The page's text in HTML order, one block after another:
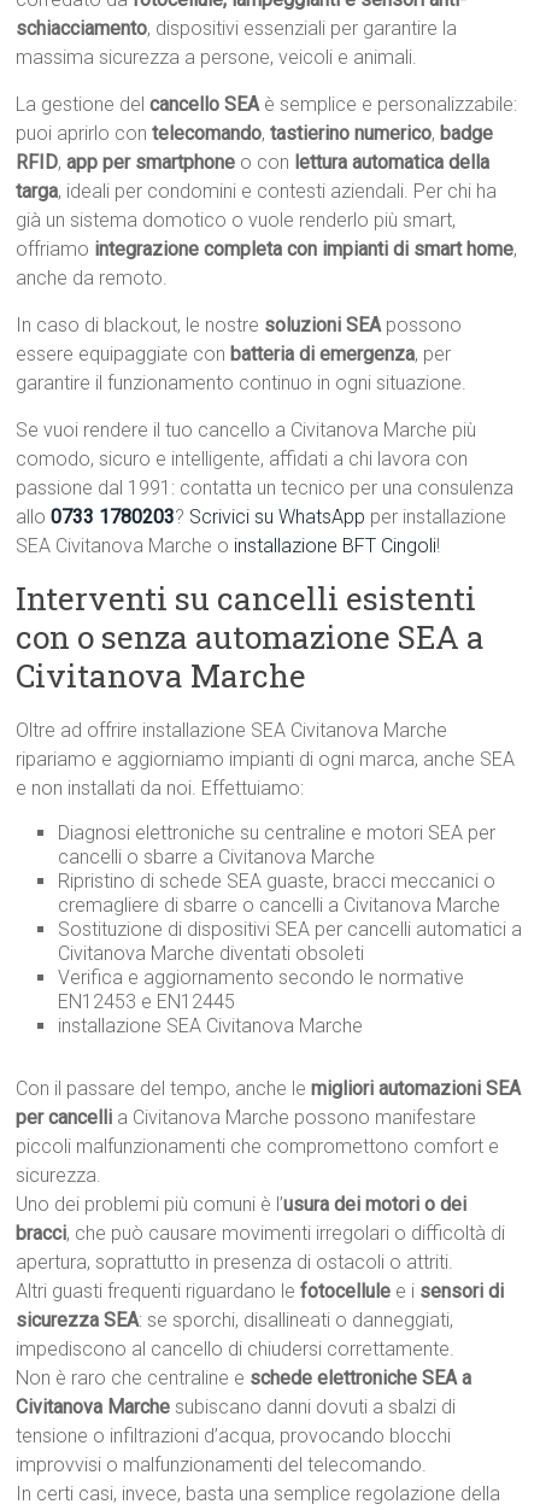
schiacciamento, dispositivi essenziali per garantire la
massima sicurezza a persone, veicoli e animali.
La gestione delcancello SEAè semplice e personalizzabile:
puoi aprirlo contelecomando,tastierino numerico, badge
RFID,app per smartphone o con lettura automatica della
targa, ideali per condomini e contesti aziendali. Per chi ha
già un sistema domotico o vuole renderlo più smart,
offriamo integrazione completa con impianti di smart home,
anche da remoto.
In caso di blackout, le nostre soluzioni SEApossono
essere equipaggiate con batteria di emergenza, per
garantire il funzionamento continuo in ogni situazione.
Se vuoi rendere il tuo cancello a Civitanova Marche più
comodo, sicuro e intelligente, affidati a chi lavora con
passione dal 1991: contatta un tecnico per una consulenza
allo0733 1780203? Scrivici su WhatsApp per installazione
SEA Civitanova Marche o installazione BFT Cingoli!
Interventi su cancelli esistenti
con o senza automazione SEA a
Civitanova Marche
Oltre ad offrire installazione SEA Civitanova Marche
ripariamo e aggiorniamo impianti di ogni marca, anche SEA
e non installati da noi. Effettuiamo:
Diagnosi elettroniche su centraline e motori SEA per
cancelli o sbarre a Civitanova Marche
Ripristino di schede SEA guaste, bracci meccanici o
cremagliere di sbarre o cancelli a Civitanova Marche
Sostituzione di dispositivi SEA per cancelli automatici a
Civitanova Marche diventati obsoleti
Verifica e aggiornamento secondo le normative
EN12453 e EN12445
installazione SEA Civitanova Marche
Con il passare del tempo, anche lemigliori automazioni SEA
per cancelli a Civitanova Marche possono manifestare
piccoli malfunzionamenti che compromettono comfort e
sicurezza.
Uno dei problemi più comuni è l’usura dei motori o dei
bracci, che può causare movimenti irregolari o difficoltà di
apertura, soprattutto in presenza di ostacoli o attriti.
Altri guasti frequenti riguardano lefotocellule e i sensori di
sicurezza SEA: se sporchi, disallineati o danneggiati,
impediscono al cancello di chiudersi correttamente.
Non è raro che centraline e schede elettroniche SEA a
Civitanova Marche subiscano danni dovuti a sbalzi di
tensione o infiltrazioni d’acqua, provocando blocchi
improvvisi o malfunzionamenti del telecomando.
In certi casi, invece, basta una semplice regolazione della